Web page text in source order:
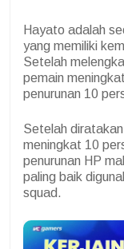
Hayato adalah
yang memiliki
Setelah
pemain
penurunan 10
Setelah
meningkat 10
penurunan HP
paling baik
squad.